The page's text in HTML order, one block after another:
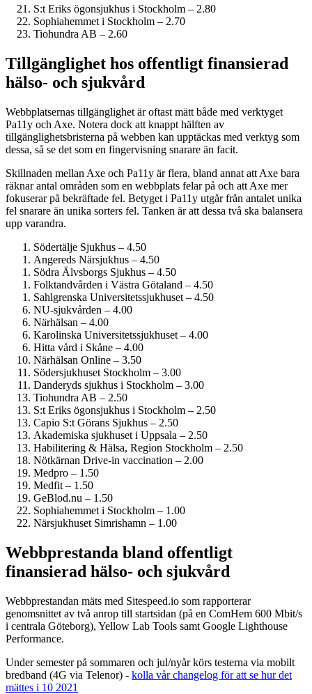
S:t Eriks ögonsjukhus i Stockholm – 2.80
Sophiahemmet i Stockholm – 2.70
Tiohundra AB – 2.60
Tillgänglighet hos offentligt finansierad
hälso- och sjukvård
Webbplatsernas tillgänglighet är oftast mätt både med verktyget
Pa11y och Axe. Notera dock att knappt hälften av
tillgänglighetsbristerna på webben kan upptäckas med verktyg som
dessa, så se det som en fingervisning snarare än facit.
Skillnaden mellan Axe och Pa11y är flera, bland annat att Axe bara
räknar antal områden som en webbplats felar på och att Axe mer
fokuserar på bekräftade fel. Betyget i Pa11y utgår från antalet unika
fel snarare än unika sorters fel. Tanken är att dessa två ska balansera
upp varandra.
Södertälje Sjukhus – 4.50
Angereds Närsjukhus – 4.50
Södra Älvsborgs Sjukhus – 4.50
Folktandvården i Västra Götaland – 4.50
Sahlgrenska Universitets­sjukhuset – 4.50
NU-sjukvården – 4.00
Närhälsan – 4.00
Karolinska Universitets­sjukhuset – 4.00
Hitta vård i Skåne – 4.00
Närhälsan Online – 3.50
Söder­sjukhuset Stockholm – 3.00
Danderyds sjukhus i Stockholm – 3.00
Tiohundra AB – 2.50
S:t Eriks ögonsjukhus i Stockholm – 2.50
Capio S:t Görans Sjukhus – 2.50
Akademiska sjukhuset i Uppsala – 2.50
Habilitering & Hälsa, Region Stockholm – 2.50
Nötkärnan Drive-in vaccination – 2.00
Medpro – 1.50
Medfit – 1.50
GeBlod.nu – 1.50
Sophiahemmet i Stockholm – 1.00
Närsjukhuset Simrishamn – 1.00
Webbprestanda bland offentligt
finansierad hälso- och sjukvård
Webbprestandan mäts med Sitespeed.io som rapporterar
genomsnittet av två anrop till startsidan (på en ComHem 600 Mbit/s
i centrala Göteborg), Yellow Lab Tools samt Google Lighthouse
Performance.
Under semester på sommaren och jul/nyår körs testerna via mobilt
bredband (4G via Telenor) - kolla vår changelog för att se hur det
mättes i 10 2021